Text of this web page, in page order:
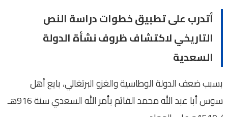
أتدرب على تطبيق خطوات دراسة النص
التاريخي لاكتشاف ظروف نشأة الدولة
السعدية
بسبب ضعف الدولة الوطاسية والغزو البرتغالي، بايع أهل
سوس أبا عبد الله محمد القائم بأمر الله السعدي سنة 916هـ